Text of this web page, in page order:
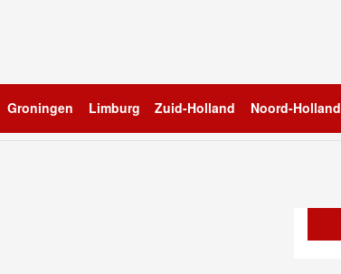
Groningen Limburg Zuid-Holland Noord-Holland